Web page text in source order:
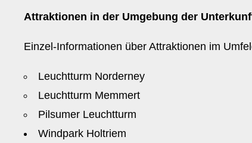
Attraktionen in der Umgebung der
Einzel-Informationen über Attraktionen im
Leuchtturm Norderney
Leuchtturm Memmert
Pilsumer Leuchtturm
Windpark Holtriem